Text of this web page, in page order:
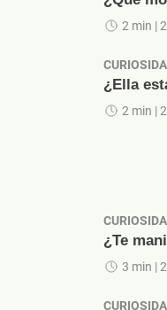
2 min |
¿Ella
2 min |
¿Te
3 min |